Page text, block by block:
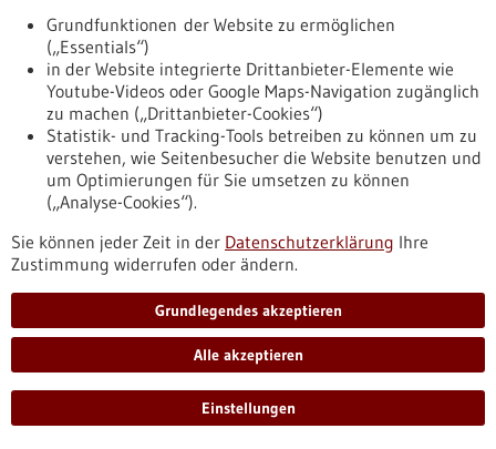
Nexus eine mit 1,8 Millionen Euro dotierte Förderung für den
Aufbau einer neuen Nachwuchsgruppe. Die Wissenschaftlerin
forscht im Bereich der Mikrooptik und des faserbasierten 3D-
Drucks. Ihre Vision sind 3D-Drucker, die eines Tages
biologisches Gewebe direkt im Körper aufbauen können.
https://www.gesundheitsindustrie-
bw.de/fachbeitrag/pm/mini-3d-druck-im-koerper
Pressemitteilung - 13.10.2025
Gesundheitsversorgung nach Corona fast
normal – Risiken für Ältere bleiben
Während der Corona-Pandemie brach die Zahl der
Arztbesuche in Europa dramatisch ein – besonders bei
älteren Menschen und chronisch Kranken. Eine Studie des
Heidelberg Institute of Global Health der Medizinischen
Fakultät Heidelberg der Universität Heidelberg zeigt: Die
Grundfunktionen der Website zu ermöglichen
(„Essentials“)
in der Website integrierte Drittanbieter-Elemente wie
Youtube-Videos oder Google Maps-Navigation zugänglich
zu machen („Drittanbieter-Cookies“)
Statistik- und Tracking-Tools betreiben zu können um zu
verstehen, wie Seitenbesucher die Website benutzen und
um Optimierungen für Sie umsetzen zu können
(„Analyse-Cookies“).
Sie können jeder Zeit in der Datenschutzerklärung Ihre
Zustimmung widerrufen oder ändern.
Grundlegendes akzeptieren
Alle akzeptieren
Einstellungen